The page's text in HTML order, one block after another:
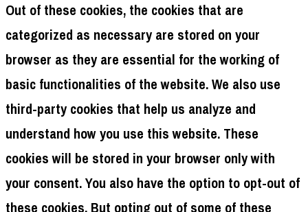
Out of these cookies, the cookies that are
categorized as necessary are stored on your
browser as they are essential for the working of
basic functionalities of the website. We also use
third-party cookies that help us analyze and
understand how you use this website. These
cookies will be stored in your browser only with
your consent. You also have the option to opt-out of
these cookies. But opting out of some of these